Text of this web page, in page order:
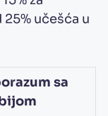
učešća u
sa